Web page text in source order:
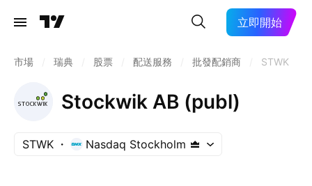
立即開始
市場 瑞典 股票 配送服務 批發配銷商 STWK
Stockwik AB (publ)
STWK Nasdaq Stockholm